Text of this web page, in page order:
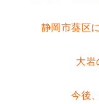
静岡市葵区
大岩
今後